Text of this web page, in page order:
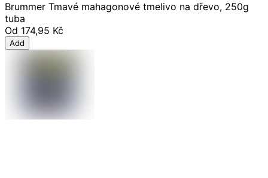
Brummer Tmavé mahagonové tmelivo na dřevo, 250g
tuba
Od 174,95 Kč
Add